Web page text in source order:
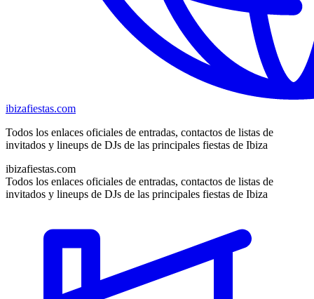
ibizafiestas.com
Todos los enlaces oficiales de entradas, contactos de listas de
invitados y lineups de DJs de las principales fiestas de Ibiza
ibizafiestas.com
Todos los enlaces oficiales de entradas, contactos de listas de
invitados y lineups de DJs de las principales fiestas de Ibiza